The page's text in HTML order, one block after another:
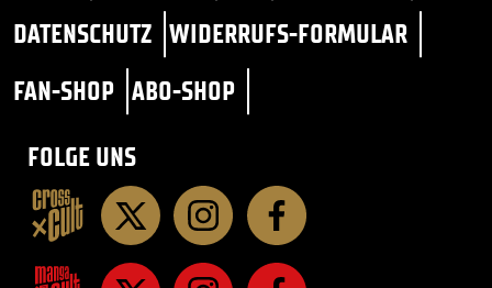
DATENSCHUTZ WIDERRUFS-FORMULAR
FAN-SHOP ABO-SHOP
FOLGE UNS